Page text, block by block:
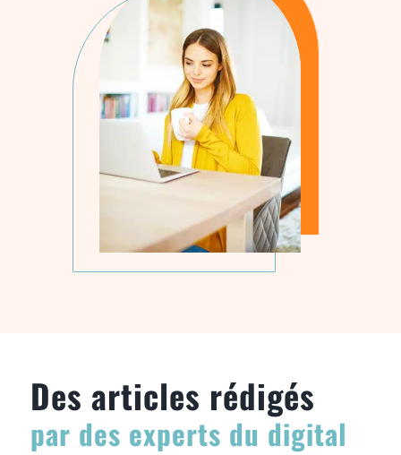
Des articles rédigés
par des experts du digital